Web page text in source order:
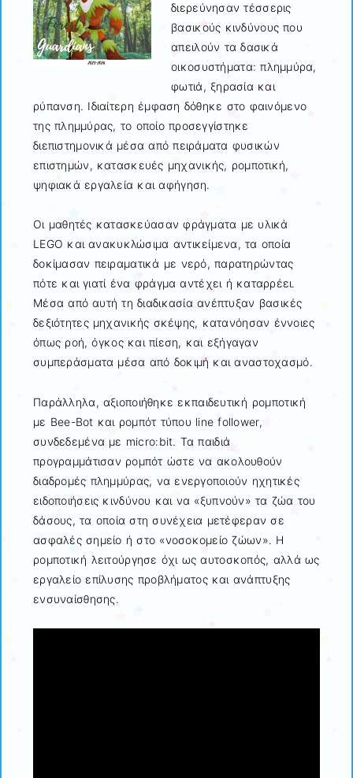
διερεύνησαν τέσσερις
βασικούς κινδύνους που
απειλούν τα δασικά
οικοσυστήματα: πλημμύρα,
φωτιά, ξηρασία και
ρύπανση. Ιδιαίτερη έμφαση δόθηκε στο φαινόμενο
της πλημμύρας, το οποίο προσεγγίστηκε
διεπιστημονικά μέσα από πειράματα φυσικών
επιστημών, κατασκευές μηχανικής, ρομποτική,
ψηφιακά εργαλεία και αφήγηση.
Οι μαθητές κατασκεύασαν φράγματα με υλικά
LEGO και ανακυκλώσιμα αντικείμενα, τα οποία
δοκίμασαν πειραματικά με νερό, παρατηρώντας
πότε και γιατί ένα φράγμα αντέχει ή καταρρέει.
Μέσα από αυτή τη διαδικασία ανέπτυξαν βασικές
δεξιότητες μηχανικής σκέψης, κατανόησαν έννοιες
όπως ροή, όγκος και πίεση, και εξήγαγαν
συμπεράσματα μέσα από δοκιμή και αναστοχασμό.
Παράλληλα, αξιοποιήθηκε εκπαιδευτική ρομποτική
με Bee-Bot και ρομπότ τύπου line follower,
συνδεδεμένα με micro:bit. Τα παιδιά
προγραμμάτισαν ρομπότ ώστε να ακολουθούν
διαδρομές πλημμύρας, να ενεργοποιούν ηχητικές
ειδοποιήσεις κινδύνου και να «ξυπνούν» τα ζώα του
δάσους, τα οποία στη συνέχεια μετέφεραν σε
ασφαλές σημείο ή στο «νοσοκομείο ζώων». Η
ρομποτική λειτούργησε όχι ως αυτοσκοπός, αλλά ως
εργαλείο επίλυσης προβλήματος και ανάπτυξης
ενσυναίσθησης.